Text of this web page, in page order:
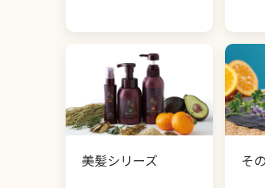
美髪シリーズ そ